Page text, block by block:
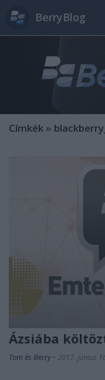
BerryBlog
Címkék »
Ázsiába
Tom és Berry • 2017. június